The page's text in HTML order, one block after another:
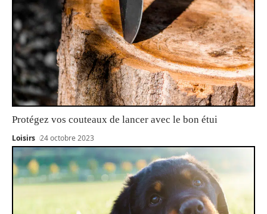
Protégez vos couteaux de lancer avec le bon étui
Loisirs 24 octobre 2023